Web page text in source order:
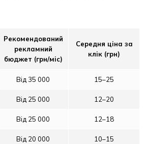
Рекомендований
рекламний
бюджет (грн/міс)
Середня ціна за
клік (грн)
Від 35 000 15–25
Від 25 000 12–20
Від 25 000 12–18
Від 20 000 10–15